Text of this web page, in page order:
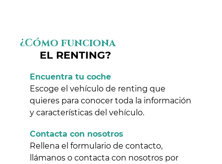
¿Cómo funciona
EL RENTING?
Encuentra tu coche
Escoge el vehículo de renting que
quieres para conocer toda la información
y características del vehículo.
Contacta con nosotros
Rellena el formulario de contacto,
llámanos o contacta con nosotros por